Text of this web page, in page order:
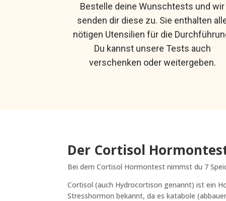
Bestelle deine Wunschtests und wir
senden dir diese zu. Sie enthalten
nötigen Utensilien für die
Du kannst unsere Tests auch
verschenken oder weitergeben.
Der Cortisol
Bei dem Cortisol Hormontest nimmst du 7
Cortisol (auch Hydrocortison genannt) ist ein
Stresshormon bekannt, da es katabole